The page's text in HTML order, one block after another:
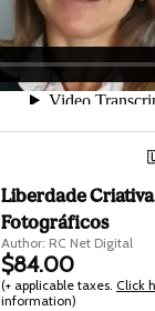
Liberdade
Fotográficos
Author: RC Net Digital
$84.00
(+ applicable taxes. Click
information)